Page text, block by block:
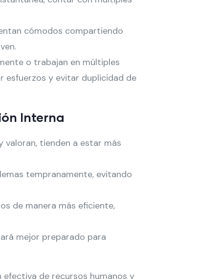
cómodos compartiendo
o trabajan en múltiples
esfuerzos y evitar duplicidad de
Interna
valoran, tienden a estar más
tempranamente, evitando
de manera más eficiente,
mejor preparado para
efectiva de recursos humanos y